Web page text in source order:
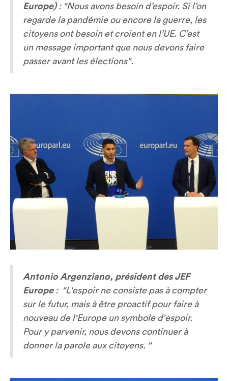
Europe):"Nous avons besoin d’espoir. Si l’on
regarde la pandémie ou encore la guerre, les
citoyens ont besoin et croient en l’UE. C’est
un message important que nous devons faire
passer avant les élections".
Antonio Argenziano, président des JEF
Europe: "L'espoir ne consiste pas à compter
sur le futur, mais à être proactif pour faire à
nouveau de l'Europe un symbole d'espoir.
Pour y parvenir, nous devons continuer à
donner la parole aux citoyens. "